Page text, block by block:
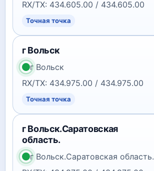
RX/TX: 434.605.00 / 434.605.00
Точная точка
г Вольск
г Вольск
RX/TX: 434.975.00 / 434.975.00
Точная точка
г Вольск.Саратовская
область.
г Вольск.Саратовская область.